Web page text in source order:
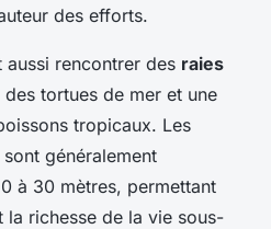
des efforts.
aussi rencontrer des raies
des tortues de mer et une
tropicaux. Les
généralement
à 30 mètres, permettant
la richesse de la vie sous-